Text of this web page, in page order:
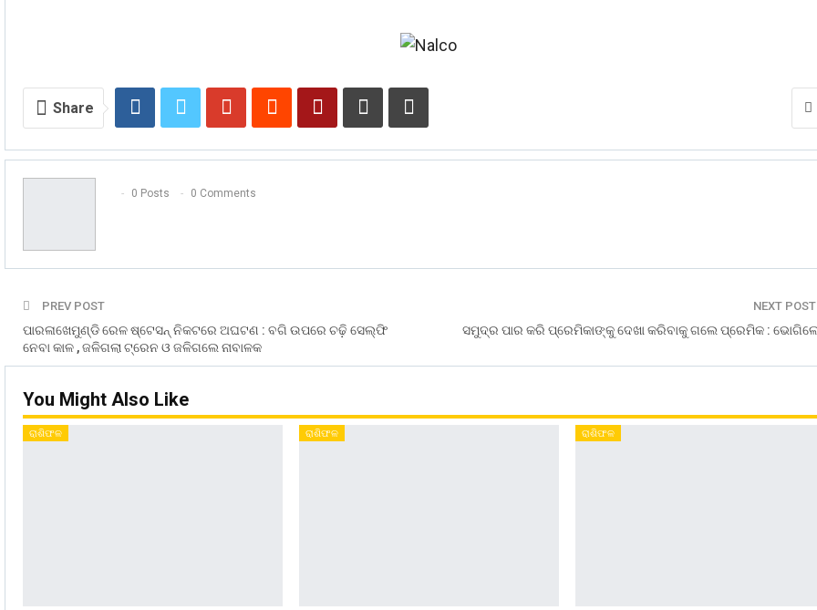
Share
0 Posts 0 Comments
PREV POST
ପାରଳାଖେମୁଣ୍ଡି ରେଳ ଷ୍ଟେସନ୍‌ ନିକଟରେ ଅଘଟଣ : ବଗି ଉପରେ ଚଢ଼ି ସେଲ୍‌ଫି
ନେବା କାଳ , ଜଳିଗଲା ଟ୍ରେନ ଓ ଜଳିଗଲେ ନାବାଳକ
NEXT POST
ସମୁଦ୍ର ପାର କରି ପ୍ରେମିକାଙ୍କୁ ଦେଖା କରିବାକୁ ଗଲେ ପ୍ରେମିକ :
You Might Also Like
ରାଶିଫଳ ରାଶିଫଳ ରାଶିଫଳ